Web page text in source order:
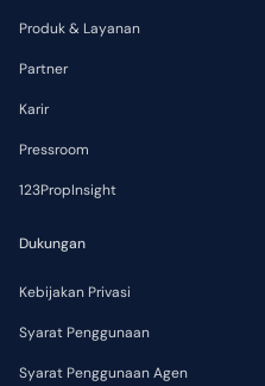
Produk & Layanan
Partner
Karir
Pressroom
123PropInsight
Dukungan
Kebijakan Privasi
Syarat Penggunaan
Syarat Penggunaan Agen